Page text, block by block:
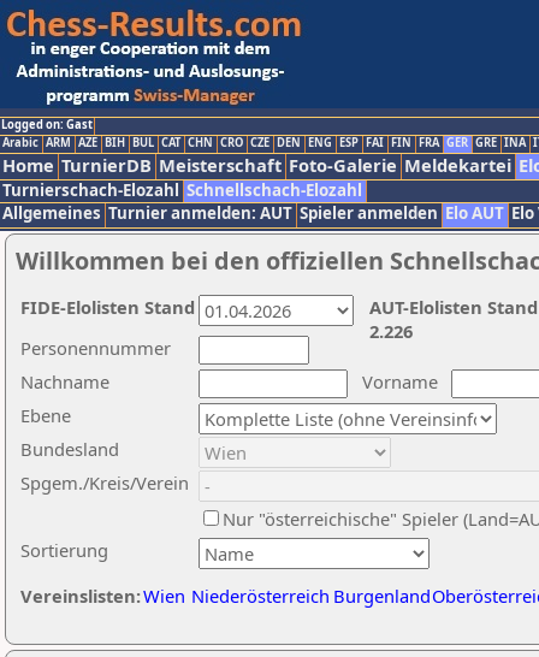
Logged on: Gast
Arabic ARM AZE BIH BUL CAT CHN CRO CZE DEN ENG ESP FAI FIN FRA GER GRE INA
Home TurnierDB Meisterschaft Foto-Galerie Meldekartei
Turnierschach-Elozahl Schnellschach-Elozahl
Allgemeines Turnier anmelden: AUT Spieler anmelden Elo AUT
Willkommen bei den offiziellen
Nachname
Vorname
Ebene
Sortierung
Personennummer
Bundesland
Spgem./Kreis/Verein
Nur "österreichische" Spieler
Vereinslisten:Wien Niederösterreich Burgenland
AUT-Elolisten
2.226
FIDE-Elolisten Stand